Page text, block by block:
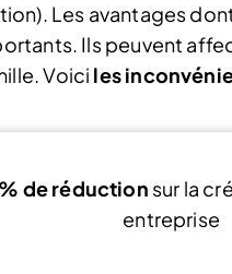
Les avantages
Ils peuvent
Voici les
de réduction sur la
entreprise